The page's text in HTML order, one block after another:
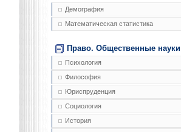
Демография
Математическая статистика
Право. Общественные науки
Психология
Философия
Юриспруденция
Социология
История